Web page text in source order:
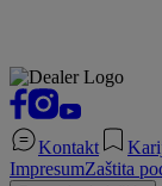
Kontakt
ImpresumZaštita